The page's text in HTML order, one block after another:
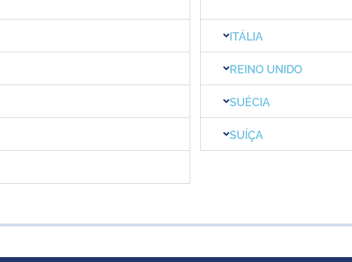
ITÁLIA
REINO UNIDO
SUÉCIA
SUÍÇA